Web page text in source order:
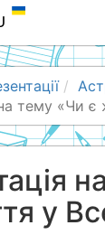
тему «Чи є
у